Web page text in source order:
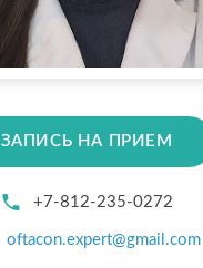
ЗАПИСЬ НА ПРИЕМ
+7-812-235-0272
oftacon.expert@gmail.com